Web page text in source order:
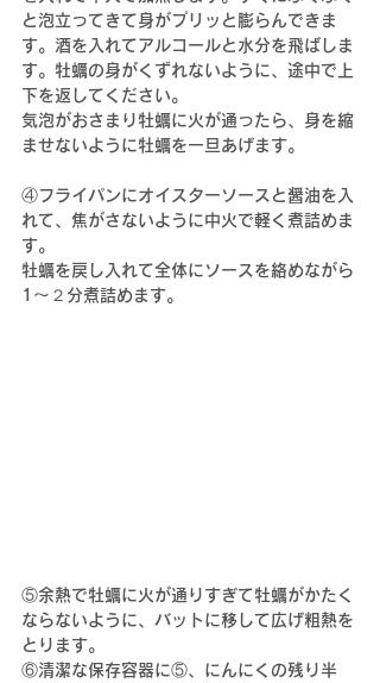
と泡立ってきて身がプリッと膨らんできま
す。酒を入れてアルコールと水分を飛ばしま
す。牡蠣の身がくずれないように、途中で上
下を返してください。
気泡がおさまり牡蠣に火が通ったら、身を縮
ませないように牡蠣を一旦あげます。
④フライパンにオイスターソースと醤油を入
れて、焦がさないように中火で軽く煮詰めま
す。
牡蠣を戻し入れて全体にソースを絡めながら
1〜２分煮詰めます。
⑤余熱で牡蠣に火が通りすぎて牡蠣がかたく
ならないように、バットに移して広げ粗熱を
とります。
⑥清潔な保存容器に⑤、にんにく の残り半